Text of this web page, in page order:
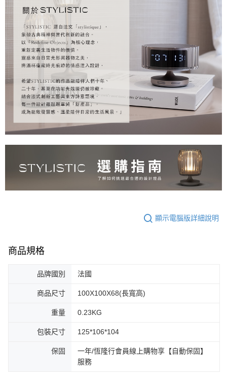
顯示電腦版詳細說明
商品規格
品牌國別 法國
商品尺寸 100X100X68(長寬高)
重量 0.23KG
包裝尺寸 125*106*104
保固
一年/恆隆行會員線上購物享【自動保固】
服務